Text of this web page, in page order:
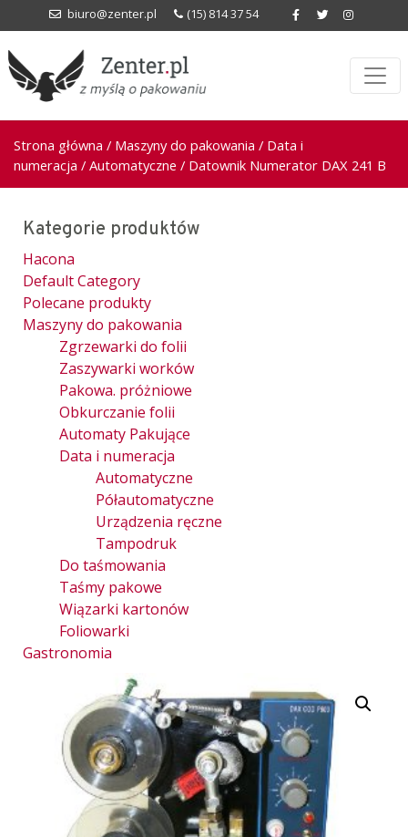
biuro@zenter.pl (15) 814 37 54
Strona główna / Maszyny do pakowania / Data i
numeracja / Automatyczne / Datownik Numerator DAX 241 B
Kategorie produktów
Hacona
Default Category
Polecane produkty
Maszyny do pakowania
Zgrzewarki do folii
Zaszywarki worków
Pakowa. próżniowe
Obkurczanie folii
Automaty Pakujące
Data i numeracja
Automatyczne
Półautomatyczne
Urządzenia ręczne
Tampodruk
Do taśmowania
Taśmy pakowe
Wiązarki kartonów
Foliowarki
Gastronomia